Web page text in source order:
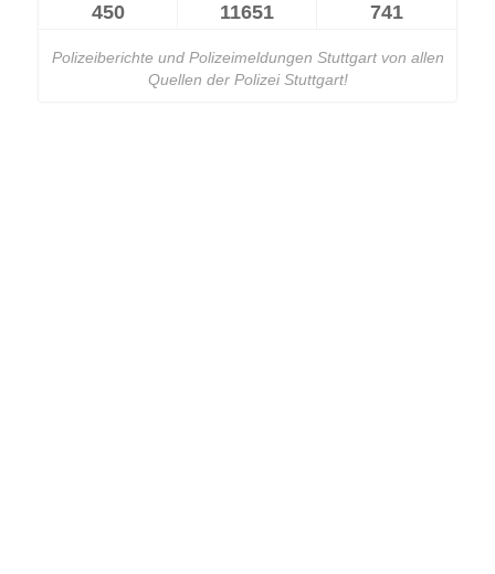
450 11651 741
Polizeiberichte und Polizeimeldungen Stuttgart von allen
Quellen der Polizei Stuttgart!